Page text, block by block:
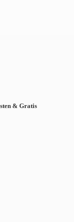
& Gratis